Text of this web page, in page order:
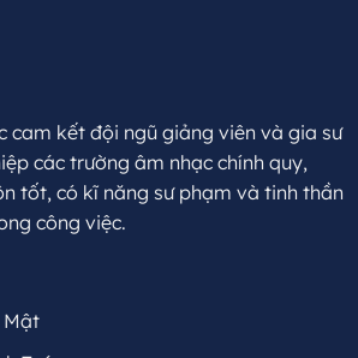
cam kết đội ngũ giảng viên và gia sư
các trường âm nhạc chính quy,
tốt, có kĩ năng sư phạm và tinh thần
công việc.
Mật